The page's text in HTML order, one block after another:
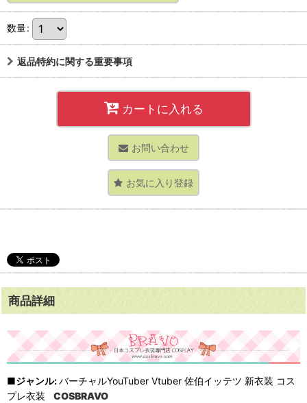
数量:
返品特約に関する重要事項
カートに入れる
お問い合わせ
お気に入り登録
商品詳細
■ジャンル:バーチャルYouTuber Vtuber 佐伯イッテツ 新衣装 コス
プレ衣装 COSBRAVO